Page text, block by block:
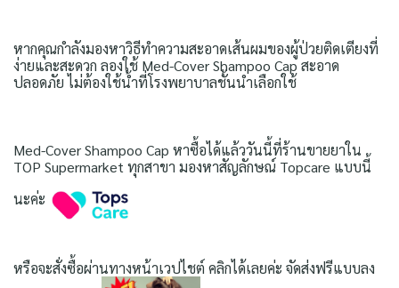
หากคุณกำลังมองหาวิธีทำความสะอาดเส้นผมของผู้ป่วยติดเตียงที่
ง่ายและสะดวก ลองใช้ Med-Cover Shampoo Cap สะอาด
ปลอดภัย ไม่ต้องใช้น้ำที่โรงพยาบาลชั้นนำเลือกใช้
Med-Cover Shampoo Cap หาซื้อได้แล้ววันนี้ที่ร้านขายยาใน
TOP Supermarket ทุกสาขา มองหาสัญลักษณ์ Topcare แบบนี้
นะค่ะ
หรือจะสั่งซื้อผ่านทางหน้าเวปไชต์ คลิกได้เลยค่ะ จัดส่งฟรีแบบลง